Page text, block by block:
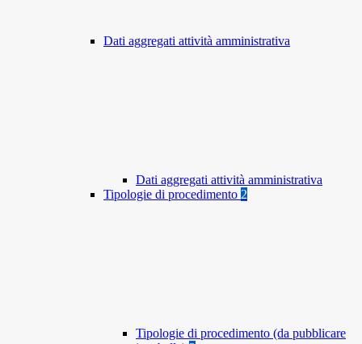
Dati aggregati attività amministrativa
Dati aggregati attività amministrativa
Tipologie di procedimento 2
Tipologie di procedimento (da pubblicare